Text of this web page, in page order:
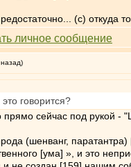
(с) откуда то
говорится?
прямо сейчас под рукой
(шенванг,
[ума] », и это